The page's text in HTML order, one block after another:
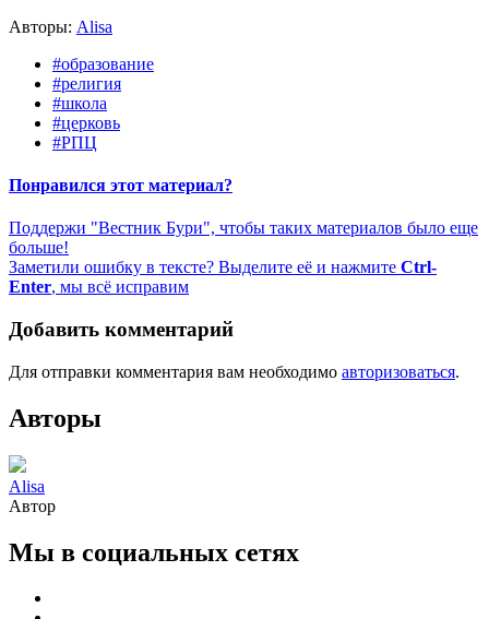
Авторы: Alisa
#образование
#религия
#школа
#церковь
#РПЦ
Понравился этот материал?
Поддержи "Вестник Бури", чтобы таких материалов было еще
больше!
Заметили ошибку в тексте? Выделите её и нажмите Ctrl-
Enter, мы всё исправим
Добавить комментарий
Для отправки комментария вам необходимо авторизоваться.
Авторы
Alisa
Автор
Мы в социальных сетях